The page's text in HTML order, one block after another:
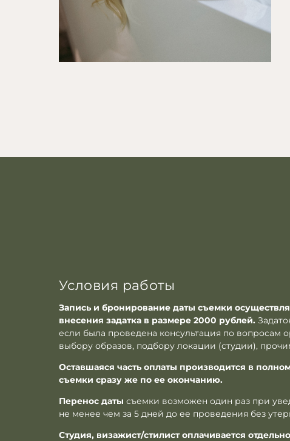
Условия работы
Запись и бронирование даты съемки
внесения задатка в размере 2000 рублей.
если была проведена консультация по вопросам
выбору образов, подбору локации (студии),
Оставшаяся часть оплаты производится в
съемки сразу же по ее окончанию.
Перенос даты съемки возможен один раз при
не менее чем за 5 дней до ее проведения без
Студия, визажист/стилист оплачивается